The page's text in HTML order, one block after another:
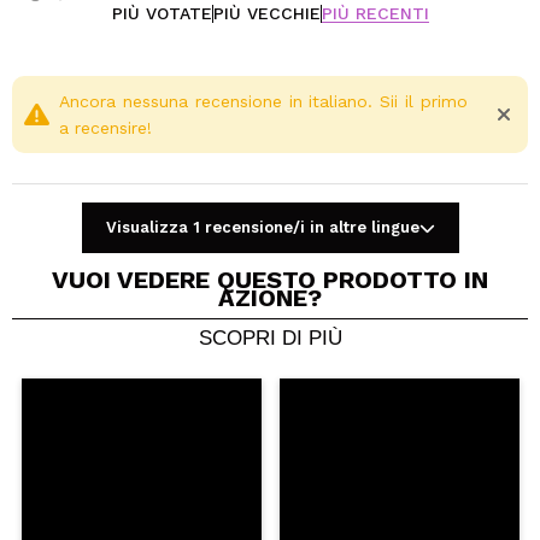
PIÙ VOTATEPIÙ VECCHIEPIÙ RECENTI
Condividi un video o una foto
Il tuo video potrebbe essere il primo. Immaginalo...
Ancora nessuna recensione in italiano. Sii il primo
a recensire!
Visualizza 1 recensione/i in altre lingue
VUOI VEDERE QUESTO PRODOTTO IN
AZIONE?
SCOPRI DI PIÙ